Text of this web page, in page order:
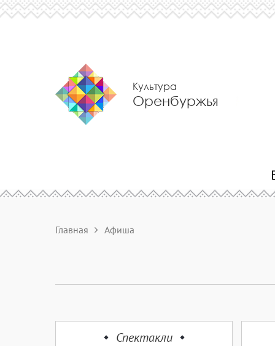
Культура
Оренбуржья
Главная Афиша
Спектакли